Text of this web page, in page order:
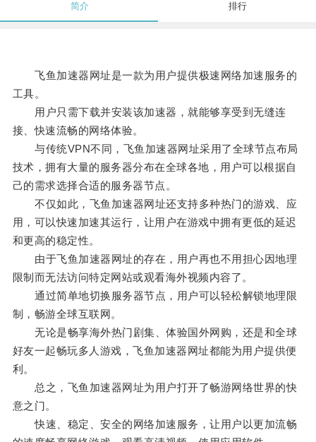
简介 排行
飞鱼加速器网址是一款为用户提供极速网络加速服务的
工具。
用户只需下载并安装该加速器，就能够享受到无缝连
接、快速流畅的网络体验。
与传统VPN不同，飞鱼加速器网址采用了全球节点布局
技术，拥有大量的服务器分布在全球各地，用户可以根据自
己的需求选择合适的服务器节点。
不仅如此，飞鱼加速器网址还支持多种热门的游戏、应
用，可以快速加速其运行，让用户在游戏中拥有更低的延迟
和更高的稳定性。
由于飞鱼加速器网址的存在，用户再也不用担心因地理
限制而无法访问特定网站或观看海外视频内容了。
通过简单地切换服务器节点，用户可以轻松解锁地理限
制，畅游全球互联网。
无论是畅享海外热门剧集、体验国外网购，还是和全球
好友一起畅玩多人游戏，飞鱼加速器网址都能为用户提供便
利。
总之，飞鱼加速器网址为用户打开了畅游网络世界的快
意之门。
快速、稳定、安全的网络加速服务，让用户以更加流畅